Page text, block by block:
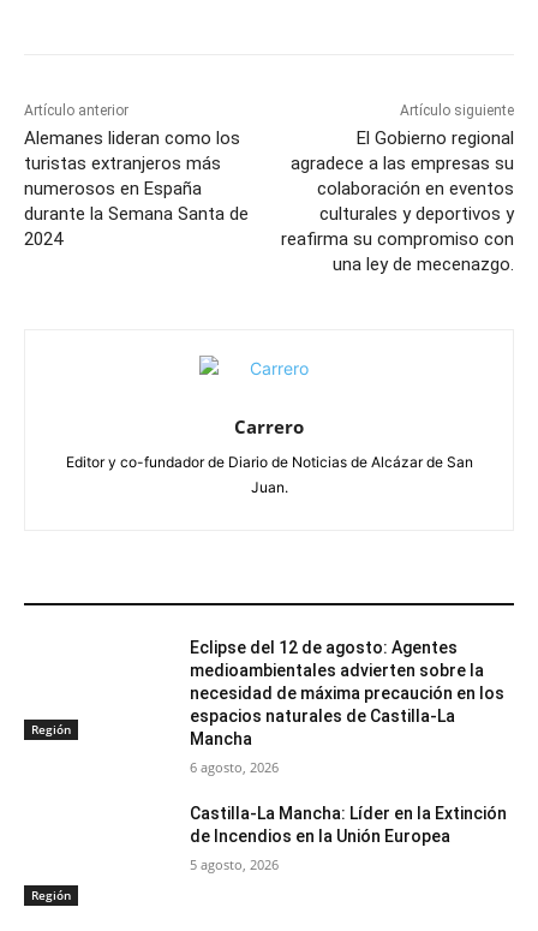
Artículo anterior
Alemanes lideran como los
turistas extranjeros más
numerosos en España
durante la Semana Santa de
2024
Artículo siguiente
El Gobierno regional
agradece a las empresas su
colaboración en eventos
culturales y deportivos y
reafirma su compromiso con
una ley de mecenazgo.
Carrero
Editor y co-fundador de Diario de Noticias de Alcázar de San
Juan.
Región
Eclipse del 12 de agosto: Agentes
medioambientales advierten sobre la
necesidad de máxima precaución en los
espacios naturales de Castilla-La
Mancha
6 agosto, 2026
Región
Castilla-La Mancha: Líder en la Extinción
de Incendios en la Unión Europea
5 agosto, 2026